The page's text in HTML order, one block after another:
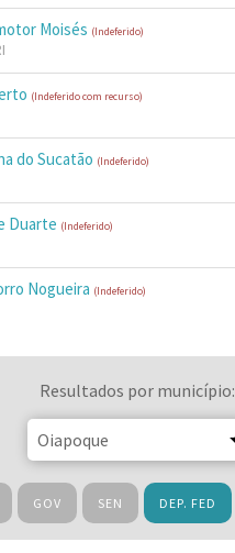
Moisés (Indeferido)
(Indeferido com recurso)
do Sucatão (Indeferido)
Duarte (Indeferido)
Nogueira (Indeferido)
Resultados por município:
GOV SEN DEP. FED